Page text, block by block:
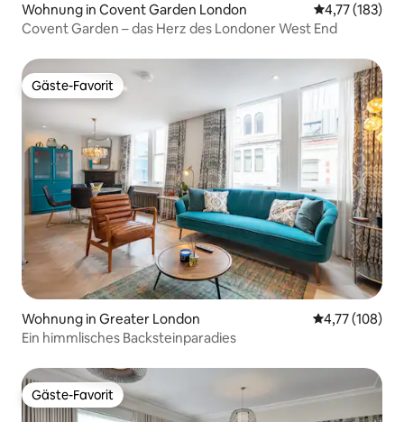
Wohnung in Covent Garden London
4,77 (183)
Covent Garden – das Herz des Londoner West End
Gäste-Favorit
Gäste-Favorit
Wohnung in Greater London
4,77 (108)
Ein himmlisches Backsteinparadies
Gäste-Favorit
Gäste-Favorit